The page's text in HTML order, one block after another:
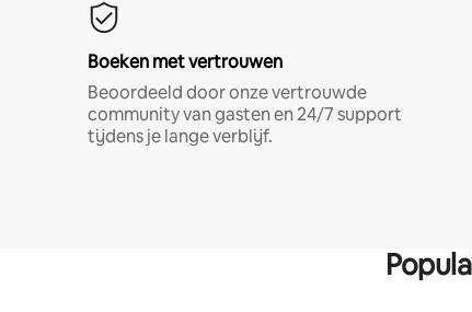
Boeken met vertrouwen
Beoordeeld door onze vertrouwde
community van gasten en 24/7 support
tijdens je lange verblijf.